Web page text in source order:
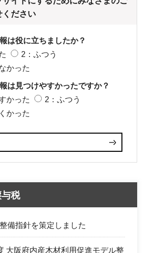
ください
は役に立ちましたか？
2：ふつう
かった
は見つけやすかったですか？
かった
2：ふつう
かった
税
備指針を策定しました
大阪府内産木材利用促進モデル整